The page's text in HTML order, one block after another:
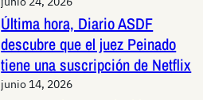
Última hora, Diario ASDF
descubre que el juez Peinado
tiene una suscripción de Netflix
junio 14, 2026